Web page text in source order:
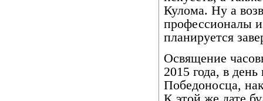
Кулома. Ну а
профессионалы
планируется
Освящение
2015 года, в день
Победоносца,